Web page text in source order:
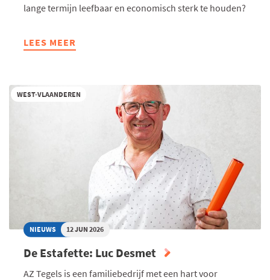
lange termijn leefbaar en economisch sterk te houden?
LEES MEER
ABOUT
TOEKOMSTIGE
OPPORTUNITEITEN
WEST-VLAANDEREN
NIEUWS 12 JUN 2026
De Estafette: Luc Desmet
AZ Tegels is een familiebedrijf met een hart voor